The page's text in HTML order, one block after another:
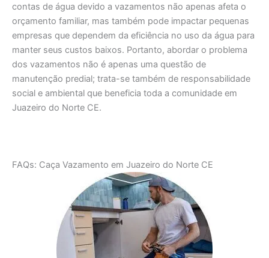
contas de água devido a vazamentos não apenas afeta o
orçamento familiar, mas também pode impactar pequenas
empresas que dependem da eficiência no uso da água para
manter seus custos baixos. Portanto, abordar o problema
dos vazamentos não é apenas uma questão de
manutenção predial; trata-se também de responsabilidade
social e ambiental que beneficia toda a comunidade em
Juazeiro do Norte CE.
FAQs: Caça Vazamento em Juazeiro do Norte CE